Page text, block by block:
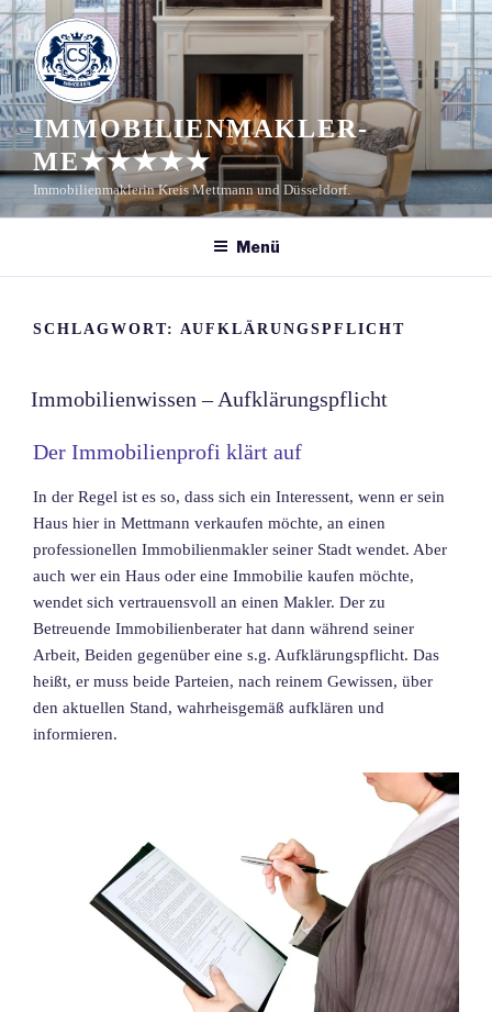
Zum
Inhalt
springen
IMMOBILIENMAKLER-
ME★★★★★
Immobilienmaklerin Kreis Mettmann und Düsseldorf.
Menü
SCHLAGWORT: AUFKLÄRUNGSPFLICHT
Immobilienwissen – Aufklärungspflicht
Der Immobilienprofi klärt auf
In der Regel ist es so, dass sich ein Interessent, wenn er sein
Haus hier in Mettmann verkaufen möchte, an einen
professionellen Immobilienmakler seiner Stadt wendet. Aber
auch wer ein Haus oder eine Immobilie kaufen möchte,
wendet sich vertrauensvoll an einen Makler. Der zu
Betreuende Immobilienberater hat dann während seiner
Arbeit, Beiden gegenüber eine s.g. Aufklärungspflicht. Das
heißt, er muss beide Parteien, nach reinem Gewissen, über
den aktuellen Stand, wahrheisgemäß aufklären und
informieren.